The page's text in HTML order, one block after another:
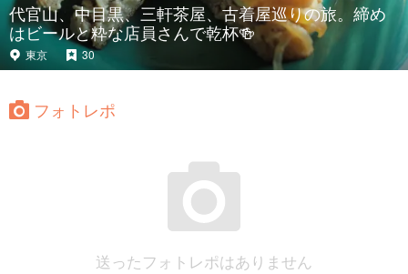
代官山、中目黒、三軒茶屋、古着屋巡りの旅。締め
はビールと粋な店員さんで乾杯🍻
東京 30
フォトレポ
送ったフォトレポはありません